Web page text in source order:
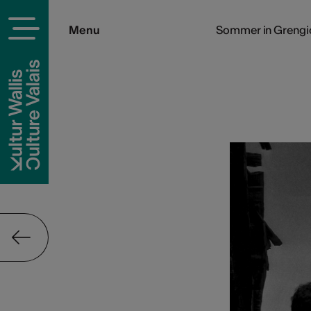
Menu Sommer in